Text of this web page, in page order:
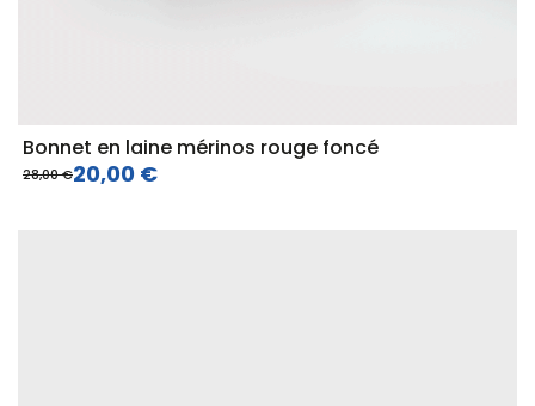
Bonnet en laine mérinos rouge foncé
28,00 €20,00 €